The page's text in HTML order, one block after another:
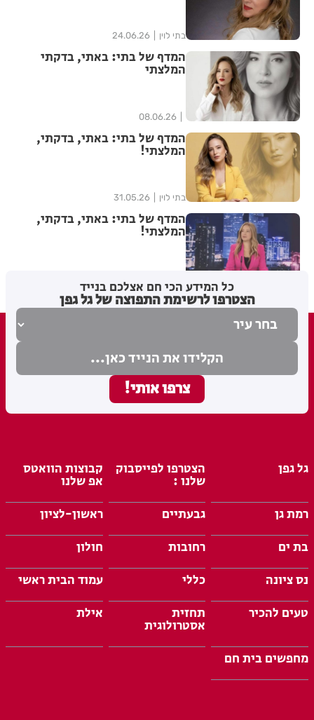
בתי לוין 24.06.26
המדף של בתי: באתי, בדקתי
המלצתי
08.06.26
המדף של בתי: באתי, בדקתי,
המלצתי!
בתי לוין 31.05.26
המדף של בתי: באתי, בדקתי,
המלצתי!
כל המידע הכי חם אצלכם בנייד
הצטרפו לרשימת התפוצה של גל גפן
גל גפן הצטרפו לפייסבוק
שלנו :
קבוצות הוואטס
אפ שלנו
רמת גן
גבעתיים
ראשון-לציון
בת ים
רחובות
חולון
נס ציונה
כללי
עמוד הבית ראשי
טעים להכיר
תחזית
אסטרולוגית
אילת
מחפשים בית חם